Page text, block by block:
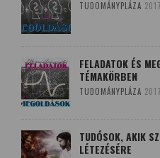
TUDOMÁNYPLÁZA
FELADATOK ÉS
TÉMAKÖRBEN
TUDOMÁNYPLÁZA
TUDÓSOK, AKIK
LÉTEZÉSÉRE